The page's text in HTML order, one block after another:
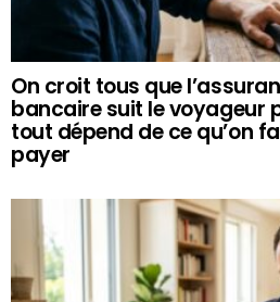
On croit tous que
bancaire suit le voyageur
tout dépend de ce qu’on
payer